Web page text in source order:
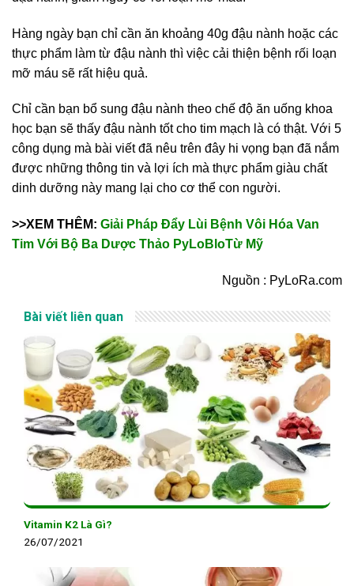
Hàng ngày bạn chỉ cần ăn khoảng 40g đậu nành hoặc các
thực phẩm làm từ đậu nành thì việc cải thiện bệnh rối loạn
mỡ máu sẽ rất hiệu quả.
Chỉ cần bạn bổ sung đậu nành theo chế độ ăn uống khoa
học bạn sẽ thấy đậu nành tốt cho tim mạch là có thật. Với 5
công dụng mà bài viết đã nêu trên đây hi vọng bạn đã nắm
được những thông tin và lợi ích mà thực phẩm giàu chất
dinh dưỡng này mang lại cho cơ thể con người.
>>XEM THÊM: Giải Pháp Đẩy Lùi Bệnh Vôi Hóa Van
Tim Với Bộ Ba Dược Thảo PyLoBloTừ Mỹ
Nguồn : PyLoRa.com
Bài viết liên quan
Vitamin K2 Là Gì?
26/07/2021